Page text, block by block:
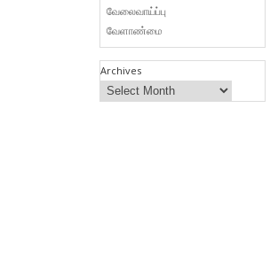
வேலைவாய்ப்பு
வேளாண்மை
Archives